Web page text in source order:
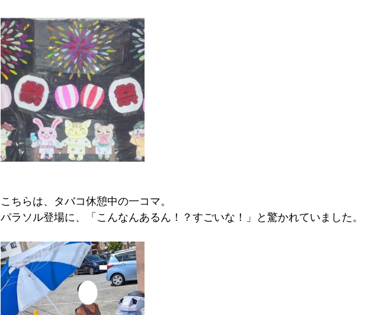
こちらは、タバコ休憩中の一コマ。
パラソル登場に、「こんなんあるん！？すごいな！」と驚かれていました。